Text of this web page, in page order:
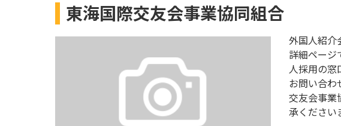
大阪府
その他の地域
ミャンマー
タイ
ネパール
中国
その他の国籍
高度専門職
留学
インターンシ
特定活動
介護
医療
外国人採用
在留資格・ビザ
教育・研修
東海国際交友会事業協同組合
外国人紹介
詳細ページ
人採用の窓
お問い合わ
交友会事業
承ください